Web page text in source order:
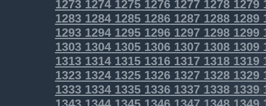
1273127412751276127712781279
1283128412851286128712881289
1293129412951296129712981299
1303130413051306130713081309
1313131413151316131713181319
1323132413251326132713281329
1333133413351336133713381339